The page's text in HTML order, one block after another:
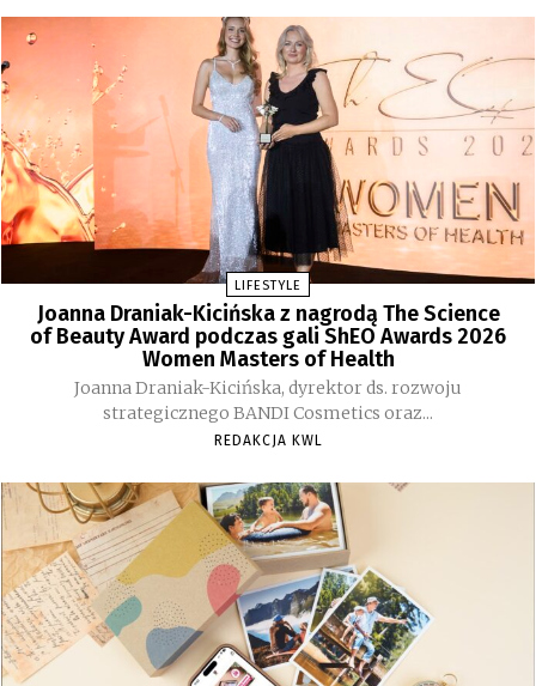
LIFESTYLE
Joanna Draniak-Kicińska z nagrodą The Science
of Beauty Award podczas gali ShEO Awards 2026
Women Masters of Health
Joanna Draniak-Kicińska, dyrektor ds. rozwoju
strategicznego BANDI Cosmetics oraz...
REDAKCJA KWL